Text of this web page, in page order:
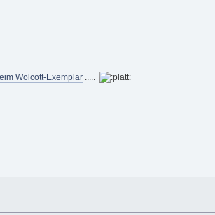
Wolcott-Exemplar.....